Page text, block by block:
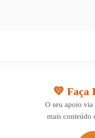
💛 Faça
O seu apoio
mais conteúdo